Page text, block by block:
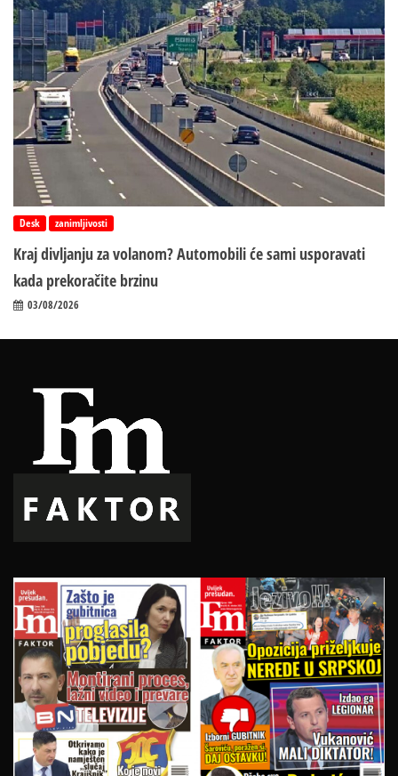
Desk zanimljivosti
Kraj divljanju za volanom? Automobili će sami usporavati
kada prekoračite brzinu
03/08/2026